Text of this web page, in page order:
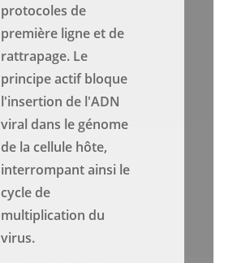
protocoles de
première ligne et de
rattrapage. Le
principe actif bloque
l'insertion de l'ADN
viral dans le génome
de la cellule hôte,
interrompant ainsi le
cycle de
multiplication du
virus.